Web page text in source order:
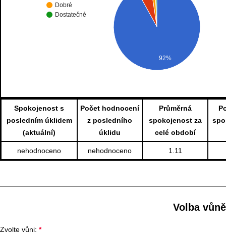
Dobré
Dostatečné
92%
Spokojenost s
posledním úklidem
(aktuální)
Počet hodnocení
z posledního
úklidu
Průměrná
spokojenost za
celé období
nehodnoceno nehodnoceno 1.11
Volba
Zvolte vůni: *